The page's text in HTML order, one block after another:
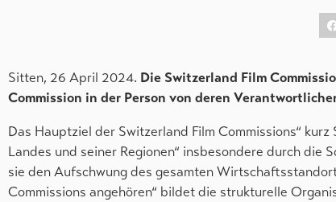
Sitten, 26 April 2024. Die Switzerland Film
Commission in der Person von deren
Das Hauptziel der Switzerland Film Commissions“
Landes und seiner Regionen“ insbesondere durch
sie den Aufschwung des gesamten
Commissions angehören“ bildet die strukturelle